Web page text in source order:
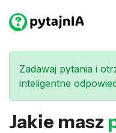
Zadawaj pytania i
inteligentne
Jakie masz